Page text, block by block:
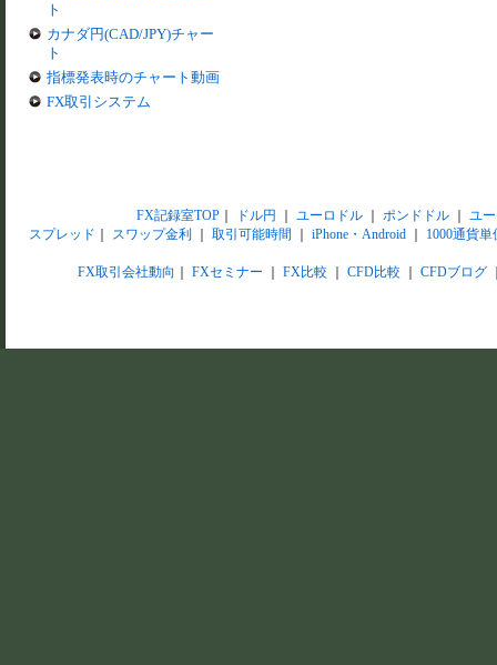
ト
カナダ円(CAD/JPY)チャー
ト
指標発表時のチャート動画
FX取引システム
FX記録室TOP｜ ドル円 ユーロドル｜ ポンドドル｜ ユ
スプレッド
スワップ金利 取引可能時間 iPhone・Android 1000通貨単
FX取引会社動向 FXセミナー FX比較 CFD比較 CFDブログ